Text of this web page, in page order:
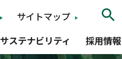
サイトマップ
サステナビリティ 採用情報